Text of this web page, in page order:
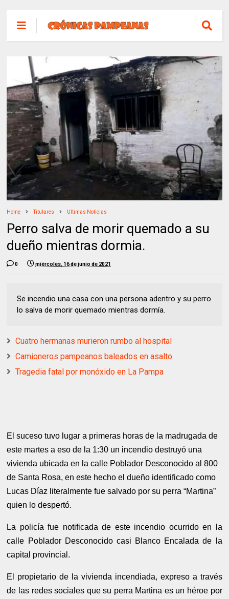
Home Titulares Ultimas Noticias
Perro salva de morir quemado a su
dueño mientras dormia.
0 miércoles, 16 de junio de 2021
Se incendio una casa con una persona adentro y su perro
lo salva de morir quemado mientras dormía.
Cuatro hermanas murieron rumbo al hospital
Camioneros pampeanos baleados en asalto
Tragedia fatal por monóxido en La Pampa
El suceso tuvo lugar a primeras horas de la madrugada de
este martes a eso de la 1:30 un incendio destruyó una
vivienda ubicada en la calle Poblador Desconocido al 800
de Santa Rosa, en este hecho el dueño identificado como
Lucas Díaz literalmente fue salvado por su perra “Martina”
quien lo despertó.
La policía fue notificada de este incendio ocurrido en la
calle Poblador Desconocido casi Blanco Encalada de la
capital provincial.
El propietario de la vivienda incendiada, expreso a través
de las redes sociales que su perra Martina es un héroe por